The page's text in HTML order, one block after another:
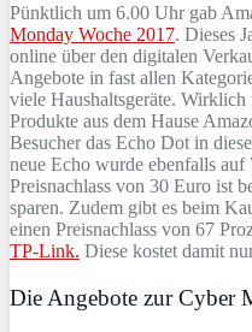
Pünktlich um 6.00 Uhr gab
Monday Woche 2017. Dieses
online über den digitalen
Angebote in fast allen
viele Haushaltsgeräte. Wirklich
Produkte aus dem Hause
Besucher das Echo Dot in
neue Echo wurde ebenfalls
Preisnachlass von 30 Euro ist
sparen. Zudem gibt es beim
einen Preisnachlass von 67
TP-Link. Diese kostet damit
Die Angebote zur Cyber